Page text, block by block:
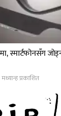
स्मार्टफोनसँग
प्रकाशित